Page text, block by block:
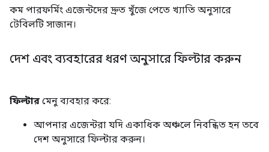
কম পারফর্মিং এজেন্টদের দ্রুত খুঁজে পেতে খ্যাতি অনুসারে
টেবিলটি সাজান।
দেশ এবং ব্যবহারের ধরণ অনুসারে ফিল্টার করুন
ফিল্টার মেনু ব্যবহার করে:
আপনার এজেন্টরা যদি একাধিক অঞ্চলে নিবন্ধিত হন তবে
দেশ অনুসারে ফিল্টার করুন।